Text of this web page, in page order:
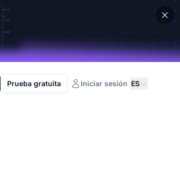
Prueba gratuita Iniciar sesión ES